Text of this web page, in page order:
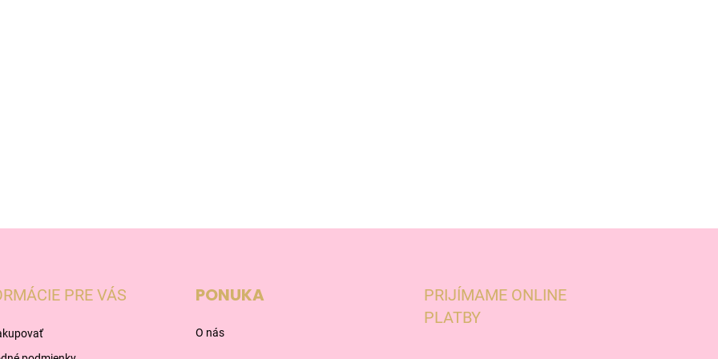
PRE VÁS PONUKA
O nás
PRIJÍMAME ONLINE
PLATBY